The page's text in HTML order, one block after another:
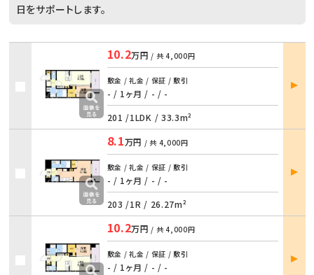
日をサポートします。
10.2万円 / 共4,000円
敷金 / 礼金 / 保証 / 敷引
- / 1ヶ月 / - / -
201 /1LDK / 33.3m²
部屋
詳細
8.1万円 / 共 4,000円
敷金 / 礼金 / 保証 / 敷引
- / 1ヶ月 / - / -
203 /1R / 26.27m²
部屋
詳細
10.2万円 / 共4,000円
敷金 / 礼金 / 保証 / 敷引
- / 1ヶ月 / - / -
部屋
詳細